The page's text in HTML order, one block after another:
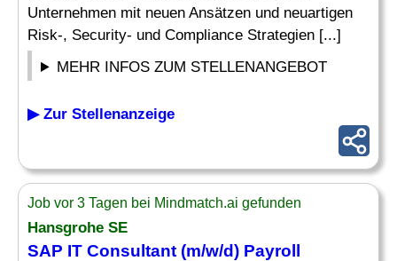
Unternehmen mit neuen Ansätzen und neuartigen
Risk-, Security- und Compliance Strategien [...]
MEHR INFOS ZUM STELLENANGEBOT
▶ Zur Stellenanzeige
Job vor 3 Tagen bei Mindmatch.ai gefunden
Hansgrohe SE
SAP IT Consultant (m/w/d) Payroll